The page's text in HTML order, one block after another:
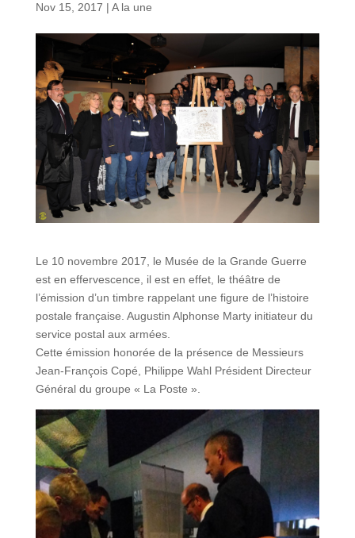
Nov 15, 2017 | A la une
Le 10 novembre 2017, le Musée de la Grande Guerre
est en effervescence, il est en effet, le théâtre de
l’émission d’un timbre rappelant une figure de l’histoire
postale française. Augustin Alphonse Marty initiateur du
service postal aux armées.
Cette émission honorée de la présence de Messieurs
Jean-François Copé, Philippe Wahl Président Directeur
Général du groupe « La Poste ».